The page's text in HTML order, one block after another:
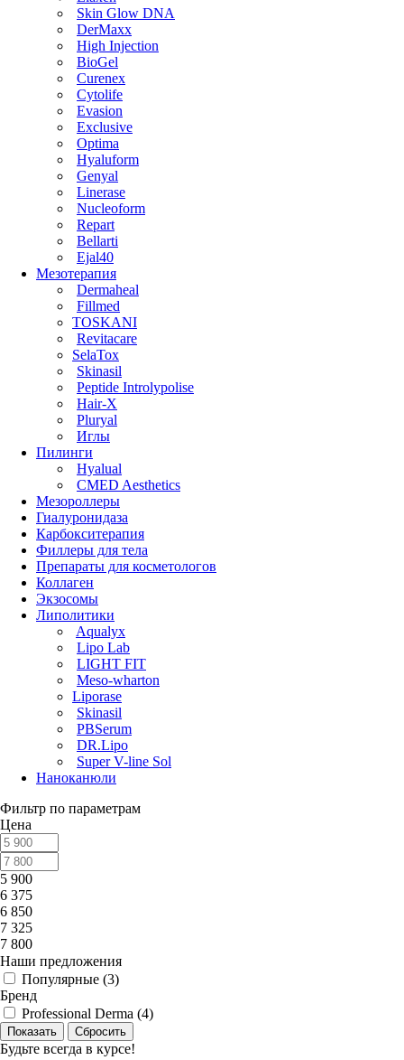
Skin Glow DNA
DerMaxx
High Injection
BioGel
Curenex
Cytolife
Evasion
Exclusive
Optima
Hyaluform
Genyal
Linerase
Nucleoform
Repart
Bellarti
Ejal40
Мезотерапия
Dermaheal
Fillmed
TOSKANI
Revitacare
SelaTox
Skinasil
Peptide Introlypolise
Hair-X
Pluryal
Иглы
Пилинги
Hyalual
CMED Aesthetics
Мезороллеры
Гиалуронидаза
Карбокситерапия
Филлеры для тела
Препараты для косметологов
Коллаген
Экзосомы
Липолитики
Aqualyx
Lipo Lab
LIGHT FIT
Meso-wharton
Liporase
Skinasil
PBSerum
DR.Lipo
Super V-line Sol
Наноканюли
Фильтр по параметрам
Цена
5 900
6 375
6 850
7 325
7 800
Наши предложения
Популярные (3)
Бренд
Professional Derma (4)
Сбросить
Будьте всегда в курсе!